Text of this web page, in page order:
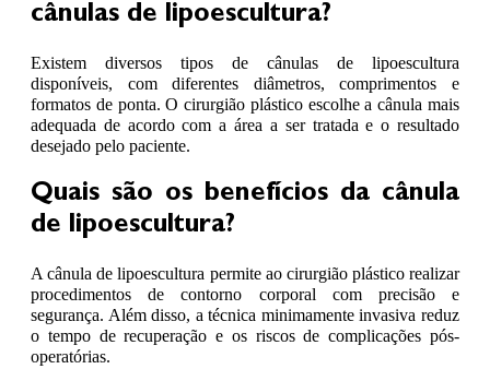
cânulas de lipoescultura?
Existem diversos tipos de cânulas de lipoescultura
disponíveis, com diferentes diâmetros, comprimentos e
formatos de ponta. O cirurgião plástico escolhe a cânula mais
adequada de acordo com a área a ser tratada e o resultado
desejado pelo paciente.
Quais são os benefícios da cânula
de lipoescultura?
A cânula de lipoescultura permite ao cirurgião plástico realizar
procedimentos de contorno corporal com precisão e
segurança. Além disso, a técnica minimamente invasiva reduz
o tempo de recuperação e os riscos de complicações pós-
operatórias.